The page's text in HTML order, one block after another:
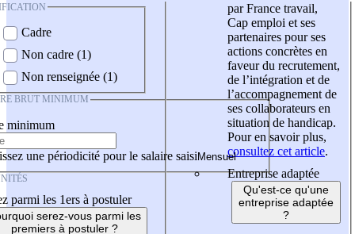
Cadre
Non cadre (1)
Non renseignée (1)
BRUT MINIMUM
minimum
une périodicité pour le salaire saisi
parmi les 1ers à postuler
serez-vous parmi les
premiers à postuler ?
par France travail,
Cap emploi et ses
partenaires pour ses
actions concrètes en
faveur du recrutement,
de l’intégration et de
l’accompagnement de
ses collaborateurs en
situation de handicap.
Pour en savoir plus,
consultez cet article.
Entreprise adaptée
Qu'est-ce qu'une
entreprise adaptée
?